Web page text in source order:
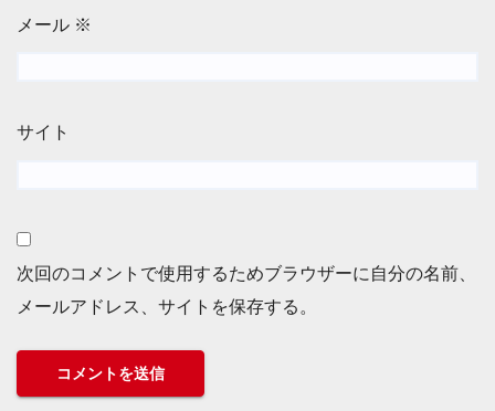
メール ※
サイト
次回のコメントで使用するためブラウザーに自分の名前、
メールアドレス、サイトを保存する。